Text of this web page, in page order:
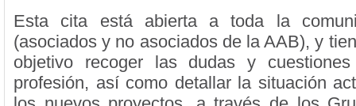
Esta cita está abierta a toda la
(asociados y no asociados de la AAB), y
objetivo recoger las dudas y
profesión, así como detallar la situación